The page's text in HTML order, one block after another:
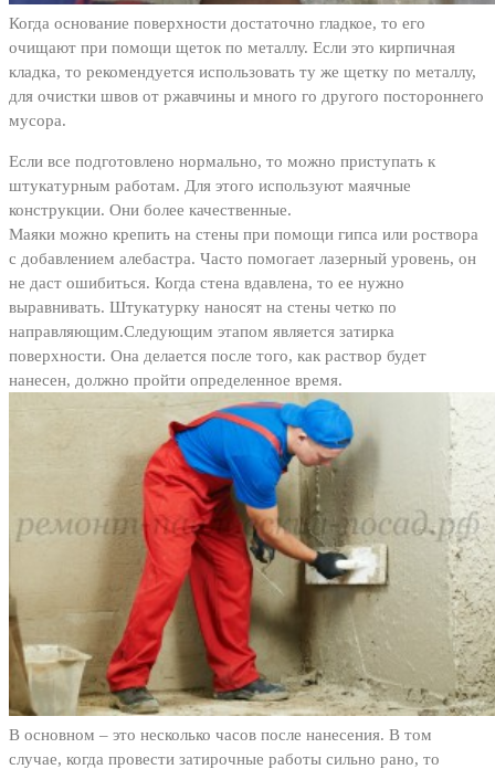
Когда основание поверхности достаточно гладкое, то его
очищают при помощи щеток по металлу. Если это кирпичная
кладка, то рекомендуется использовать ту же щетку по металлу,
для очистки швов от ржавчины и много го другого постороннего
мусора.
Если все подготовлено нормально, то можно приступать к
штукатурным работам. Для этого используют маячные
конструкции. Они более качественные.
Маяки можно крепить на стены при помощи гипса или роствора
с добавлением алебастра. Часто помогает лазерный уровень, он
не даст ошибиться. Когда стена вдавлена, то ее нужно
выравнивать. Штукатурку наносят на стены четко по
направляющим.Следующим этапом является затирка
поверхности. Она делается после того, как раствор будет
нанесен, должно пройти определенное время.
В основном – это несколько часов после нанесения. В том
случае, когда провести затирочные работы сильно рано, то